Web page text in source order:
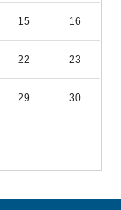
15 16
22 23
29 30